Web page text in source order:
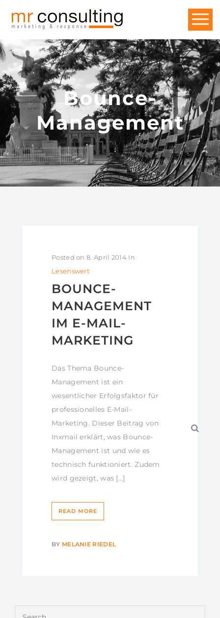
Bounce-
Management
Posted on 8. April 2014 In
Lesenswert
BOUNCE-
MANAGEMENT
IM E-MAIL-
MARKETING
Das Thema Bounce-
Management ist ein
wesentlicher Erfolgsfaktor für
professionelles E-Mail-
Marketing. Dieser Beitrag von
Inxmail erklärt, was Bounce-
Management ist und wie es
technisch funktioniert. Zudem
wird gezeigt, was […]
READ MORE
BY MELANIE RIEDEL